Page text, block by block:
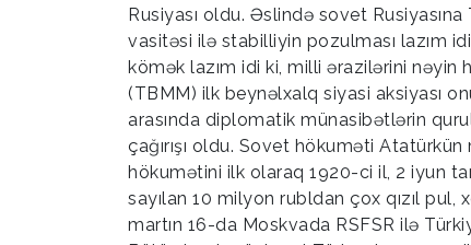
Rusiyası oldu. Əslində sovet
vasitəsi ilə stabilliyin pozulması lazım
kömək lazım idi ki, milli ərazilərini nəyin
(TBMM) ilk beynəlxalq siyasi aksiyası
arasında diplomatik münasibətlərin
çağırışı oldu. Sovet hökuməti
hökumətini ilk olaraq 1920-ci il, 2 iyun
sayılan 10 milyon rubldan çox qızıl
martın 16-da Moskvada RSFSR ilə